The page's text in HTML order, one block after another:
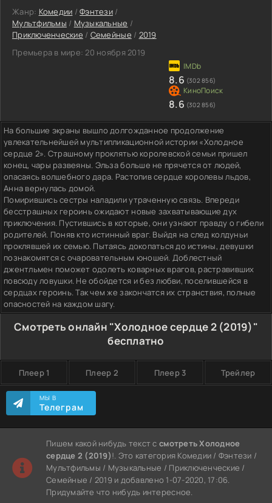
Жанр: Комедии /Фэнтези /
Мультфильмы / Музыкальные /
Приключенческие / Семейные / 2019
Премьера в мире: 20 ноября 2019
8.6 (302 856)
8.6 (302 856)
На большие экраны вышло долгожданное продолжение
увлекательнейшей мультипликационной истории «Холодное
сердце 2». Страшному проклятью королевской семьи пришел
конец, чары развеяны. Эльза больше не прячется от людей,
опасаясь волшебного дара. Растопив сердце королевы льдов,
Анна вернулась домой.
Помирившись сестры наладили утраченную связь. Впереди
бесстрашных героинь ожидают новые захватывающие дух
приключения. Пустившись в которые, они узнают правду о гибели
родителей. Поняв кто истинный враг. Выйдя на след колдуньи
проклявшей их семью. Пытаясь докопаться до истины, девушки
познакомятся с очаровательным юношей. Доблестный
джентльмен поможет одолеть коварных врагов, растравивших
повсюду ловушки. Не обойдется и без любви, поселившейся в
сердцах героинь. Так чем же закончатся их странствия, полные
опасностей на каждом шагу.
Смотреть онлайн "Холодное сердце 2 (2019)"
бесплатно
Плеер 1 Плеер 2 Плеер 3 Трейлер
МЫ В
Телеграм
Пишем какой нибудь текст ссмотреть Холодное
сердце 2 (2019)!. Это категория Комедии / Фэнтези /
Мультфильмы / Музыкальные / Приключенческие /
Семейные / 2019 и добавлено 1-07-2020, 17:06.
Придумайте что нибудь интересное.